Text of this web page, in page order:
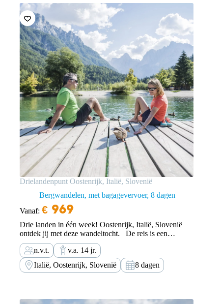
Drielandenpunt Oostenrijk, Italië, Slovenië
Bergwandelen, met bagagevervoer 8 dagen
Vanaf: € 969
Drie landen in één week! Oostenrijk, Italië, Slovenië
ontdek jij met deze wandeltocht. De reis is een
eenmalige beleving, absoluut de moeite waard om te
ontdekken. Beleef een spannende wandelreis met
bagagevervoer, langs indrukwekkende berg- en
natuurlandschappen getekend door…
n.v.t.
v.a. 14 jr.
Italië, Oostenrijk, Slovenië
8 dagen